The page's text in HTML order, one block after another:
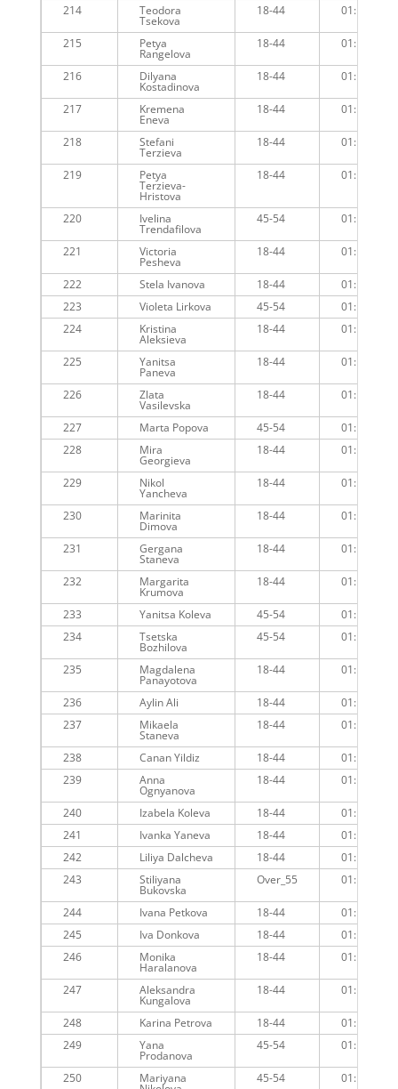
214 Teodora
Tsekova
18-44 01:11:48
215 Petya
Rangelova
18-44 01:12:23
216 Dilyana
Kostadinova
18-44 01:13:12
217 Kremena
Eneva
18-44 01:12:05
218 Stefani
Terzieva
18-44 01:12:57
219 Petya
Terzieva-
Hristova
18-44 01:12:56
220 Ivelina
Trendafilova
45-54 01:12:06
221 Victoria
Pesheva
18-44 01:12:50
222 Stela Ivanova 18-44
01:12:21
223
Violeta Lirkova 45-54
01:12:55
224
Kristina
Aleksieva
18-44 01:12:28
225 Yanitsa
Paneva
18-44 01:12:46
226 Zlata
Vasilevska
18-44 01:13:24
227 Marta Popova 45-54
01:13:29
228
Mira
Georgieva
18-44 01:13:08
229 Nikol
Yancheva
18-44 01:13:08
230 Marinita
Dimova
18-44 01:12:57
231 Gergana
Staneva
18-44 01:13:46
232 Margarita
Krumova
18-44 01:14:00
233 Yanitsa Koleva 45-54
01:14:44
234
Tsetska
Bozhilova
45-54 01:13:41
235 Magdalena
Panayotova
18-44 01:14:40
236 Aylin Ali 18-44
01:14:08
237
Mikaela
Staneva
18-44 01:15:01
238 Canan Yildiz 18-44
01:13:54
239
Anna
Ognyanova
18-44 01:14:36
240 Izabela Koleva 18-44
01:14:36
241
Ivanka Yaneva 18-44
01:14:18
242
Liliya Dalcheva 18-44
01:15:01
243
Stiliyana
Bukovska
Over_55 01:15:18
244 Ivana Petkova 18-44
01:14:50
245
Iva Donkova 18-44
01:15:37
246
Monika
Haralanova
18-44 01:15:26
247 Aleksandra
Kungalova
18-44 01:15:58
248 Karina Petrova 18-44
01:15:37
249
Yana
Prodanova
45-54 01:15:34
250 Mariyana 45-54 01:16:05